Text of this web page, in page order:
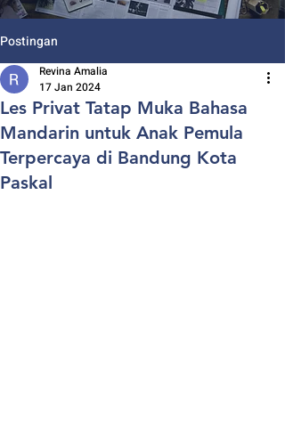
Postingan
Les Privat Tatap Muka Bahasa
Mandarin untuk Anak Pemula
Terpercaya di Bandung Kota
Paskal
Revina Amalia
17 Jan 2024